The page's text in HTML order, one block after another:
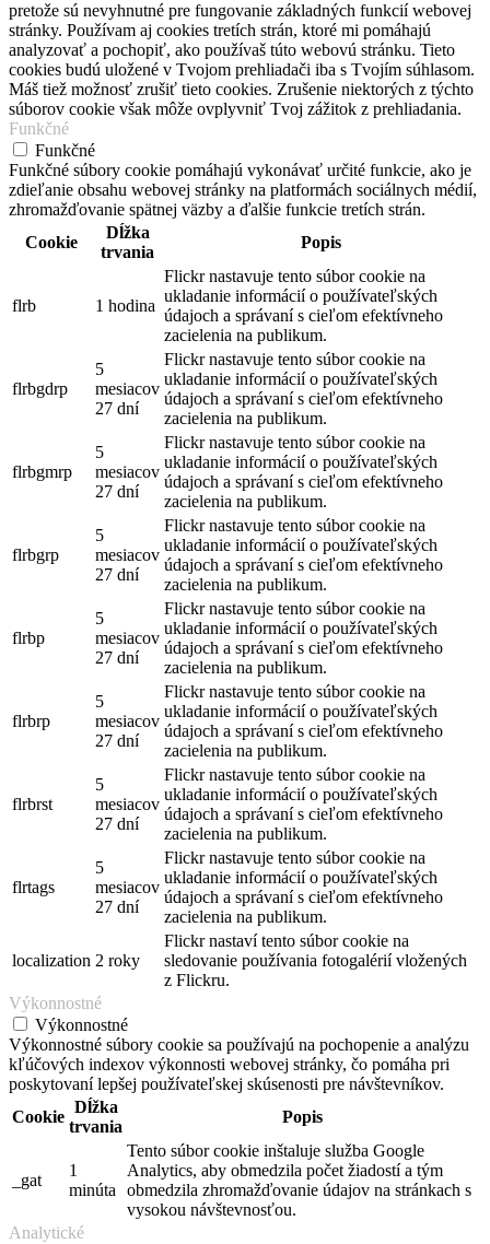
pretože sú nevyhnutné pre fungovanie základných funkcií webovej
stránky. Používam aj cookies tretích strán, ktoré mi pomáhajú
analyzovať a pochopiť, ako používaš túto webovú stránku. Tieto
cookies budú uložené v Tvojom prehliadači iba s Tvojím súhlasom.
Máš tiež možnosť zrušiť tieto cookies. Zrušenie niektorých z týchto
súborov cookie však môže ovplyvniť Tvoj zážitok z prehliadania.
Funkčné
Funkčné
Funkčné súbory cookie pomáhajú vykonávať určité funkcie, ako je
zdieľanie obsahu webovej stránky na platformách sociálnych médií,
zhromažďovanie spätnej väzby a ďalšie funkcie tretích strán.
Cookie
Dĺžka
trvania
Popis
flrb 1 hodina
Flickr nastavuje tento súbor cookie na
ukladanie informácií o používateľských
údajoch a správaní s cieľom efektívneho
zacielenia na publikum.
flrbgdrp
5
mesiacov
27 dní
Flickr nastavuje tento súbor cookie na
ukladanie informácií o používateľských
údajoch a správaní s cieľom efektívneho
zacielenia na publikum.
flrbgmrp
5
mesiacov
27 dní
Flickr nastavuje tento súbor cookie na
ukladanie informácií o používateľských
údajoch a správaní s cieľom efektívneho
zacielenia na publikum.
flrbgrp
5
mesiacov
27 dní
Flickr nastavuje tento súbor cookie na
ukladanie informácií o používateľských
údajoch a správaní s cieľom efektívneho
zacielenia na publikum.
flrbp
5
mesiacov
27 dní
Flickr nastavuje tento súbor cookie na
ukladanie informácií o používateľských
údajoch a správaní s cieľom efektívneho
zacielenia na publikum.
flrbrp
5
mesiacov
27 dní
Flickr nastavuje tento súbor cookie na
ukladanie informácií o používateľských
údajoch a správaní s cieľom efektívneho
zacielenia na publikum.
flrbrst
5
mesiacov
27 dní
Flickr nastavuje tento súbor cookie na
ukladanie informácií o používateľských
údajoch a správaní s cieľom efektívneho
zacielenia na publikum.
flrtags
5
mesiacov
27 dní
Flickr nastavuje tento súbor cookie na
ukladanie informácií o používateľských
údajoch a správaní s cieľom efektívneho
zacielenia na publikum.
localization 2 roky
Flickr nastaví tento súbor cookie na
sledovanie používania fotogalérií vložených
z Flickru.
Výkonnostné
Výkonnostné
Výkonnostné súbory cookie sa používajú na pochopenie a analýzu
kľúčových indexov výkonnosti webovej stránky, čo pomáha pri
poskytovaní lepšej používateľskej skúsenosti pre návštevníkov.
Cookie
Dĺžka
trvania
Popis
_gat
1
minúta
Tento súbor cookie inštaluje služba Google
Analytics, aby obmedzila počet žiadostí a tým
obmedzila zhromažďovanie údajov na stránkach s
vysokou návštevnosťou.
Analytické